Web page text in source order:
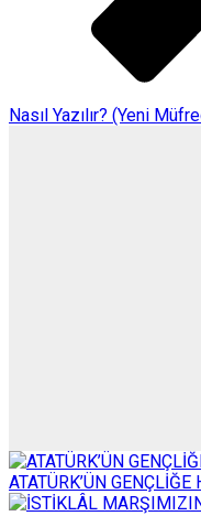
Nasıl Yazılır? (Yeni
ATATÜRK’ÜN GENÇLİĞE